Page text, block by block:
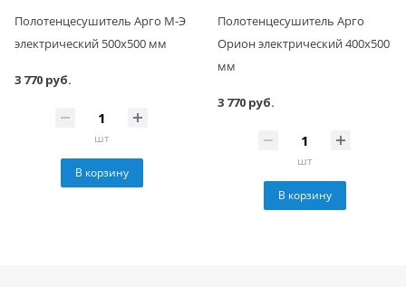
Полотенцесушитель Арго М-Э
электрический 500х500 мм
3 770 руб.
шт
В корзину
Полотенцесушитель Арго
Орион электрический 400х500
мм
3 770 руб.
шт
В корзину